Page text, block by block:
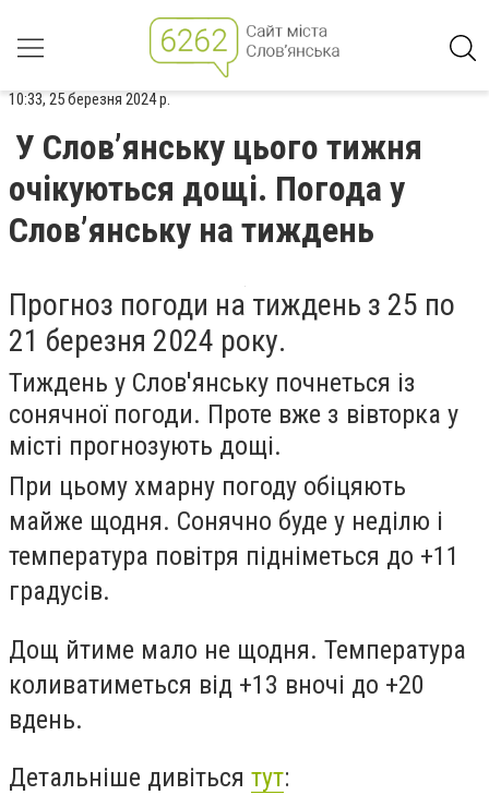
10:33, 25 березня 2024 р.
У Слов’янську цього тижня
очікуються дощі. Погода у
Слов’янську на тиждень
Прогноз погоди на тиждень з 25 по
21 березня 2024 року.
Тиждень у Слов'янську почнеться із
сонячної погоди. Проте вже з вівторка у
місті прогнозують дощі.
При цьому хмарну погоду обіцяють
майже щодня. Сонячно буде у неділю і
температура повітря підніметься до +11
градусів.
Дощ йтиме мало не щодня. Температура
коливатиметься від +13 вночі до +20
вдень.
Детальніше дивіться тут: